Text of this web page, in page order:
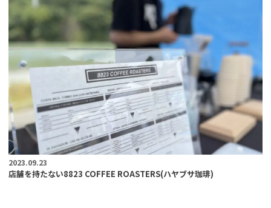
2023.09.23
店舗を持たない8823 COFFEE ROASTERS(ハヤブサ珈琲)